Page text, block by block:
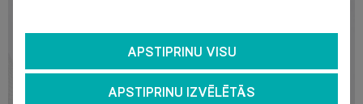
APSTIPRINU VISU
APSTIPRINU IZVĒLĒTĀS